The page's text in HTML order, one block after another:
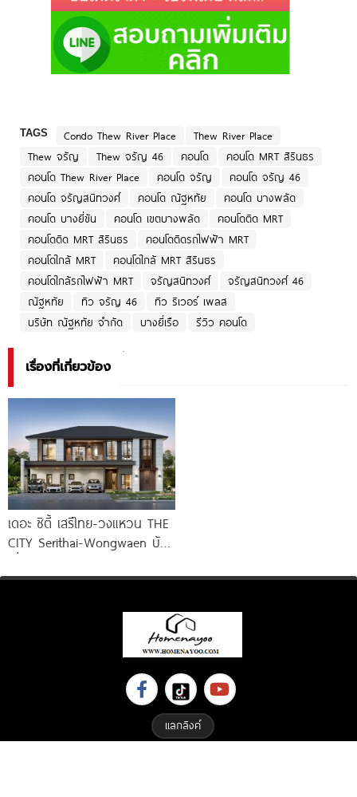
TAGS Condo Thew River Place
Thew River Place
Thew จรัญ
Thew จรัญ 46 คอนโด
คอนโด MRT สิรินธร
คอนโด Thew River Place
คอนโด จรัญ
คอนโด จรัญ 46
คอนโด จรัญสนิทวงศ์
คอนโด ณัฐหทัย
คอนโด บางพลัด
คอนโด บางยี่ขัน
คอนโด เขตบางพลัด
คอนโดติด MRT
คอนโดติด MRT สิรินธร
คอนโดติดรถไฟฟ้า MRT
คอนโดใกล้ MRT
คอนโดใกล้ MRT สิรินธร
คอนโดใกล้รถไฟฟ้า MRT
จรัญสนิทวงศ์
จรัญสนิทวงศ์ 46
ณัฐหทัย
ทิว จรัญ 46
ทิว ริเวอร์ เพลส
บริษัท ณัฐหทัย จำกัด
บางยี่เรือ รีวิว คอนโด
เรื่องที่เกี่ยวข้อง
เดอะ ซิตี้ เสรีไทย-วงแหวน THE
CITY Serithai-Wongwaen บ้าน
แลกลิงค์